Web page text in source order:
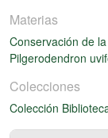
Materias
Conservación de
Pilgerodendron
Colecciones
Colección